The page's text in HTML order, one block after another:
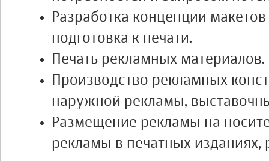
Разработка концепции
подготовка к печати.
Печать рекламных материалов.
Производство рекламных
наружной рекламы,
Размещение рекламы на
рекламы в печатных изданиях,